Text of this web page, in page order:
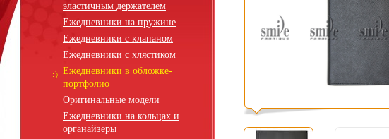
эластичным держателем
Ежедневники на пружине
Ежедневники с клапаном
Ежедневники с хлястиком
Ежедневники в обложке-
портфолио
Оригинальные модели
Ежедневники на кольцах и
органайзеры